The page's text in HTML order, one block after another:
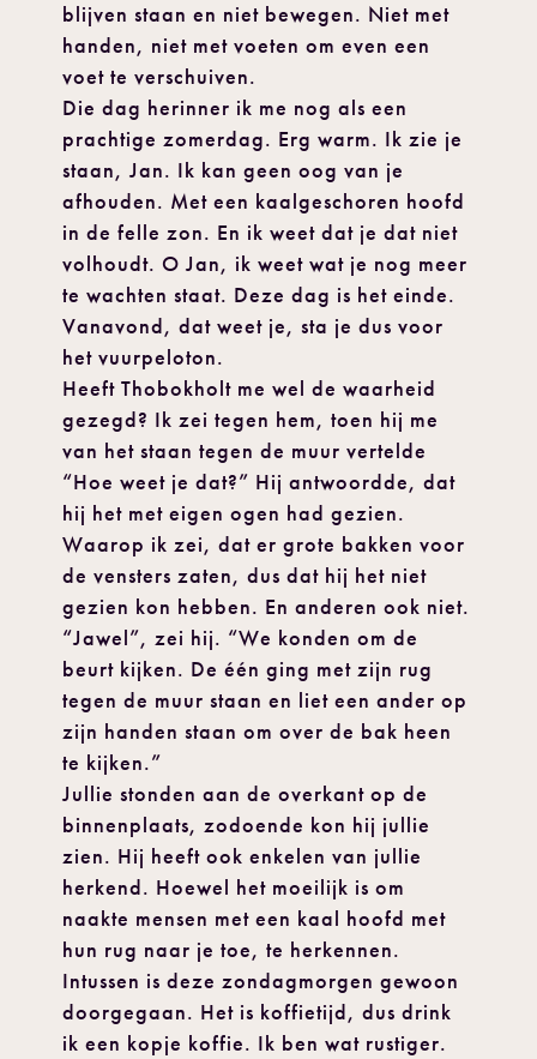
blijven staan en niet bewegen. Niet met
handen, niet met voeten om even een
voet te verschuiven.
Die dag herinner ik me nog als een
prachtige zomerdag. Erg warm. Ik zie je
staan, Jan. Ik kan geen oog van je
afhouden. Met een kaalgeschoren hoofd
in de felle zon. En ik weet dat je dat niet
volhoudt. O Jan, ik weet wat je nog meer
te wachten staat. Deze dag is het einde.
Vanavond, dat weet je, sta je dus voor
het vuurpeloton.
Heeft Thobokholt me wel de waarheid
gezegd? Ik zei tegen hem, toen hij me
van het staan tegen de muur vertelde
“Hoe weet je dat?” Hij antwoordde, dat
hij het met eigen ogen had gezien.
Waarop ik zei, dat er grote bakken voor
de vensters zaten, dus dat hij het niet
gezien kon hebben. En anderen ook niet.
“Jawel”, zei hij. “We konden om de
beurt kijken. De één ging met zijn rug
tegen de muur staan en liet een ander op
zijn handen staan om over de bak heen
te kijken.”
Jullie stonden aan de overkant op de
binnenplaats, zodoende kon hij jullie
zien. Hij heeft ook enkelen van jullie
herkend. Hoewel het moeilijk is om
naakte mensen met een kaal hoofd met
hun rug naar je toe, te herkennen.
Intussen is deze zondagmorgen gewoon
doorgegaan. Het is koffietijd, dus drink
ik een kopje koffie. Ik ben wat rustiger.